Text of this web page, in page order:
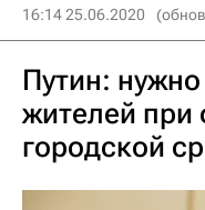
16:14 25.06.2020
Путин:
жителей
городской